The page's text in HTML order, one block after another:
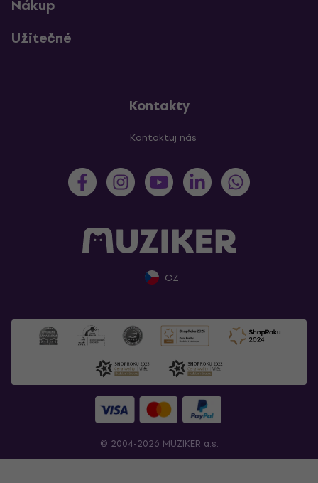
Nákup
Užitečné
Kontakty
Kontaktuj nás
CZ
© 2004-2026 MUZIKER a.s.